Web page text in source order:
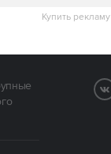
Купить рекламу